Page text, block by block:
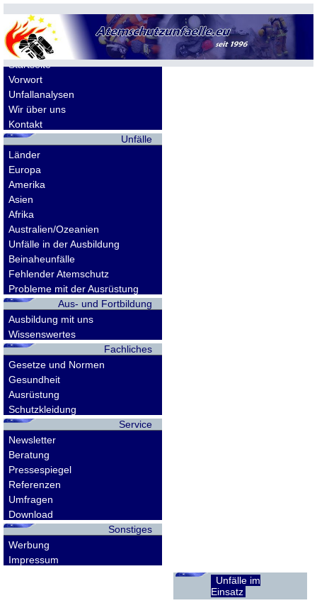
Allgemeines
Startseite
Vorwort
Unfallanalysen
Wir über uns
Kontakt
Unfälle
Länder
Europa
Amerika
Asien
Afrika
Australien/Ozeanien
Unfälle in der Ausbildung
Beinaheunfälle
Fehlender Atemschutz
Probleme mit der Ausrüstung
Aus- und Fortbildung
Ausbildung mit uns
Wissenswertes
Fachliches
Gesetze und Normen
Gesundheit
Ausrüstung
Schutzkleidung
Service
Newsletter
Beratung
Pressespiegel
Referenzen
Umfragen
Download
Sonstiges
Werbung
Impressum
Unfälle im
Einsatz